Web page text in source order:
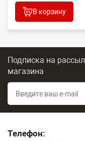
В корзину
Подписка на
магазина
Телефон: